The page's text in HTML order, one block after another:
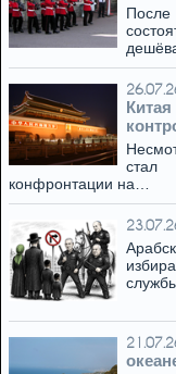
После
стал
конфронтации на…